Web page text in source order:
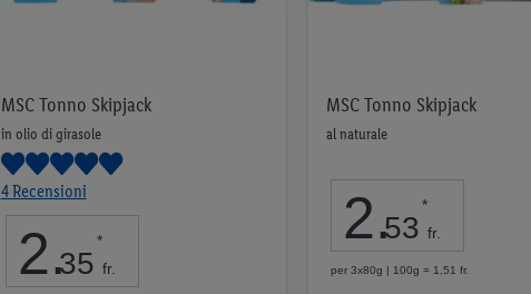
MSC Tonno Skipjack
in olio di girasole
4 Recensioni
2.35
*
fr.
MSC Tonno Skipjack
al naturale
2.53
*
fr.
per 3x80g | 100g = 1,51 fr.